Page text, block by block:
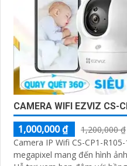
CAMERA WIFI EZVIZ CS-
1,000,000 ₫
1,200,000 ₫
Camera IP Wifi CS-CP1-
megapixel mang đến hình